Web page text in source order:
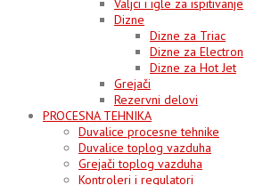
Valjci i igle za ispitivanje
Dizne
Dizne za Triac
Dizne za Electron
Dizne za Hot Jet
Grejači
Rezervni delovi
PROCESNA TEHNIKA
Duvalice procesne tehnike
Duvalice toplog vazduha
Grejači toplog vazduha
Kontroleri i regulatori